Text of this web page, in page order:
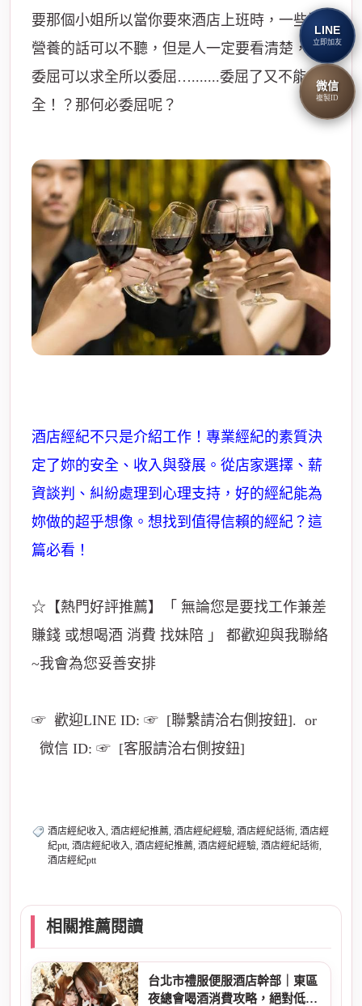
要那個小姐 所以當你要來酒店上班時，一些沒
營養的話可以不聽，但是人一定要看清楚，來
委屈可以求全所以委屈….......委屈了又不能求
全！？那何必委屈呢？
酒店經紀不只是介紹工作！專業經紀的素質決
定了妳的安全、收入與發展。從店家選擇、薪
資談判、糾紛處理到心理支持，好的經紀能為
妳做的超乎想像。想找到值得信賴的經紀？這
篇必看！
☆【熱門好評推薦】「 無論您是要找工作兼差
賺錢 或想喝酒 消費 找妹陪 」 都歡迎與我聯絡
~我會為您妥善安排
☞ 歡迎LINE ID: ☞ [聯繫請洽右側按鈕]. or
微信 ID: ☞ [客服請洽右側按鈕]
酒店經紀收入, 酒店經紀推薦, 酒店經紀經驗, 酒店經紀話術, 酒店經
紀ptt, 酒店經紀收入, 酒店經紀推薦, 酒店經紀經驗, 酒店經紀話術,
酒店經紀ptt
相關推薦閱讀
台北市禮服便服酒店幹部｜東區
夜總會喝酒消費攻略，絕對低價
LINE
立即加友
微信
複製ID